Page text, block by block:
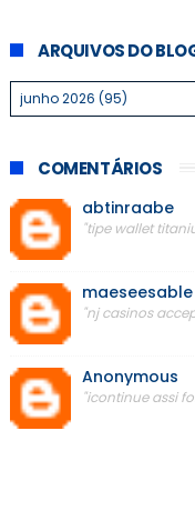
ARQUIVOS DO
COMENTÁRIOS
abtinraabe
"tipe wallet
maeseesable
"nj casinos
Anonymous
"icontinue assi